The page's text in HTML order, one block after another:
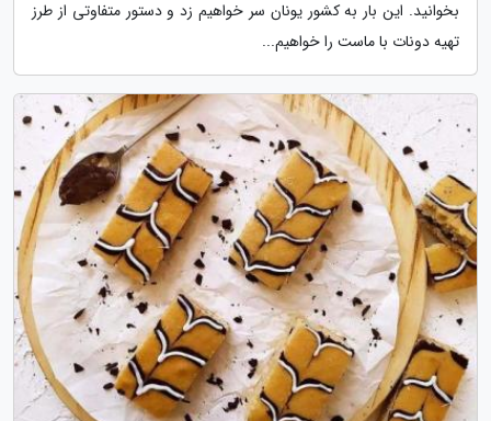
بخوانید. این بار به کشور یونان سر خواهیم زد و دستور متفاوتی از طرز
تهیه دونات با ماست را خواهیم...